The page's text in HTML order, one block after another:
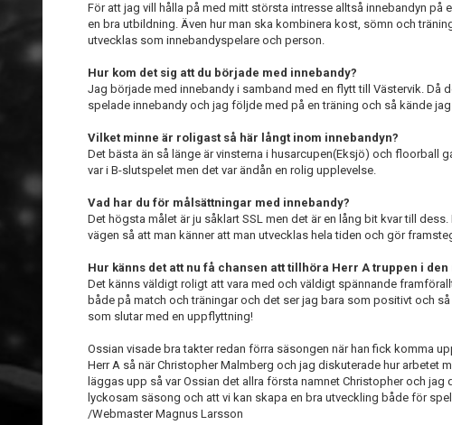
För att jag vill hålla på med mitt största intresse alltså innebandyn på
en bra utbildning. Även hur man ska kombinera kost, sömn och
utvecklas som innebandyspelare och person.
Hur kom det sig att du började med innebandy?
Jag började med innebandy i samband med en flytt till Västervik. Då
spelade innebandy och jag följde med på en träning och så kände
Vilket minne är roligast så här långt inom innebandyn?
Det bästa än så länge är vinsterna i husarcupen(Eksjö) och floorball
var i B-slutspelet men det var ändån en rolig upplevelse.
Vad har du för målsättningar med innebandy?
Det högsta målet är ju såklart SSL men det är en lång bit kvar till
vägen så att man känner att man utvecklas hela tiden och gör
Hur känns det att nu få chansen att tillhöra Herr A truppen i
Det känns väldigt roligt att vara med och väldigt spännande
både på match och träningar och det ser jag bara som positivt och
som slutar med en uppflyttning!
Ossian visade bra takter redan förra säsongen när han fick komma
Herr A så när Christopher Malmberg och jag diskuterade hur arbetet
läggas upp så var Ossian det allra första namnet Christopher och jag
lyckosam säsong och att vi kan skapa en bra utveckling både för
/Webmaster Magnus Larsson